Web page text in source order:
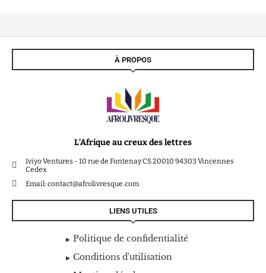
À PROPOS
L’Afrique au creux des lettres
Iviyo Ventures - 10 rue de Fontenay CS 20010 94303 Vincennes
Cedex
Email: contact@afrolivresque.com
LIENS UTILES
Politique de confidentialité
Conditions d'utilisation